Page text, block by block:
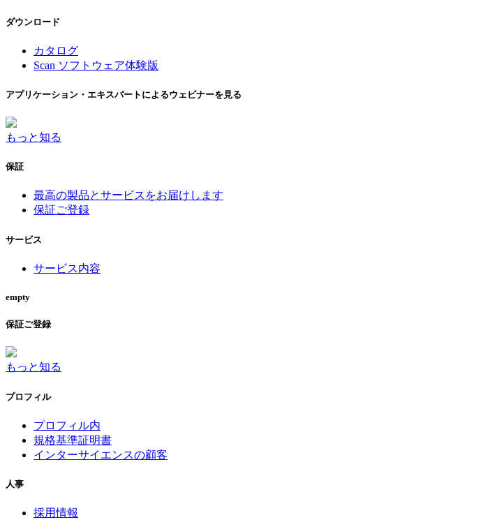
ダウンロード
カタログ
Scan ソフトウェア体験版
アプリケーション・エキスパートによるウェビナーを見る
もっと知る
保証
最高の製品とサービスをお届けします
保証ご登録
サービス
サービス内容
empty
保証ご登録
もっと知る
プロフィル
プロフィル内
規格基準証明書
インターサイエンスの顧客
人事
採用情報